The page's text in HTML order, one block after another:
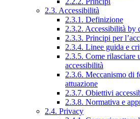
2.3. Accessibilità
2.3.1. Definizione
2.3.2. Accessibilità by
2.3.3. Principi per
2.3.4. Linee guida e
2.3.5. Come rilasciare
accessibilità
2.3.6. Meccanismo di
attuazione
2.3.7. Obiettivi
2.3.8. Normativa e
2.4. Privacy